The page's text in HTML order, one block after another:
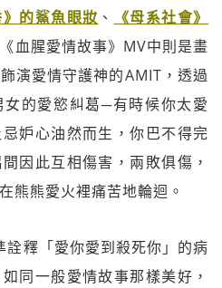
》的鯊魚眼妝 、
《母系社會》
血腥愛情故事》MV中則是畫
演愛情守護神的AMIT，透過
的愛慾糾葛─有時候你太愛
妒心油然而生，你巴不得完
因此互相傷害，兩敗俱傷，
熊熊愛火裡痛苦地輪迴。
詮釋「愛你愛到殺死你」的病
同一般愛情故事那樣美好，